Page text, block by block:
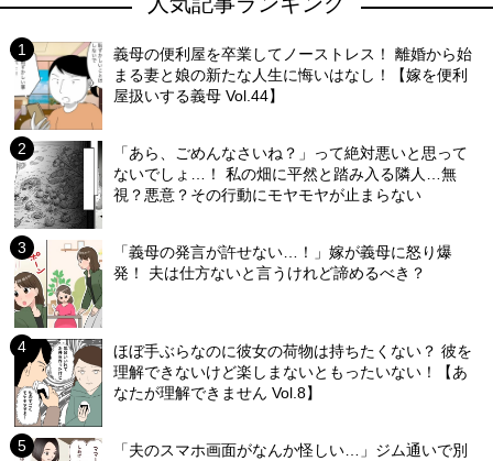
義母の便利屋を卒業してノーストレス！ 離婚から始
まる妻と娘の新たな人生に悔いはなし！【嫁を便利
屋扱いする義母 Vol.44】
「あら、ごめんなさいね？」って絶対悪いと思って
ないでしょ…！ 私の畑に平然と踏み入る隣人…無
視？悪意？その行動にモヤモヤが止まらない
「義母の発言が許せない…！」嫁が義母に怒り爆
発！ 夫は仕方ないと言うけれど諦めるべき？
ほぼ手ぶらなのに彼女の荷物は持ちたくない？ 彼を
理解できないけど楽しまないともったいない！【あ
なたが理解できません Vol.8】
「夫のスマホ画面がなんか怪しい…」ジム通いで別